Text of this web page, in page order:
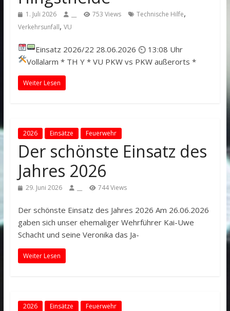
1. Juli 2026 753 Views Technische Hilfe,
Verkehrsunfall, VU
Einsatz 2026/22 28.06.2026 ⏲ 13:08 Uhr
Vollalarm * TH Y * VU PKW vs PKW außerorts *
Weiter Lesen
2026 Einsätze Feuerwehr
Der schönste Einsatz des
Jahres 2026
29. Juni 2026 744 Views
Der schönste Einsatz des Jahres 2026 Am 26.06.2026
gaben sich unser ehemaliger Wehrführer Kai-Uwe
Schacht und seine Veronika das Ja-
Weiter Lesen
2026 Einsätze Feuerwehr